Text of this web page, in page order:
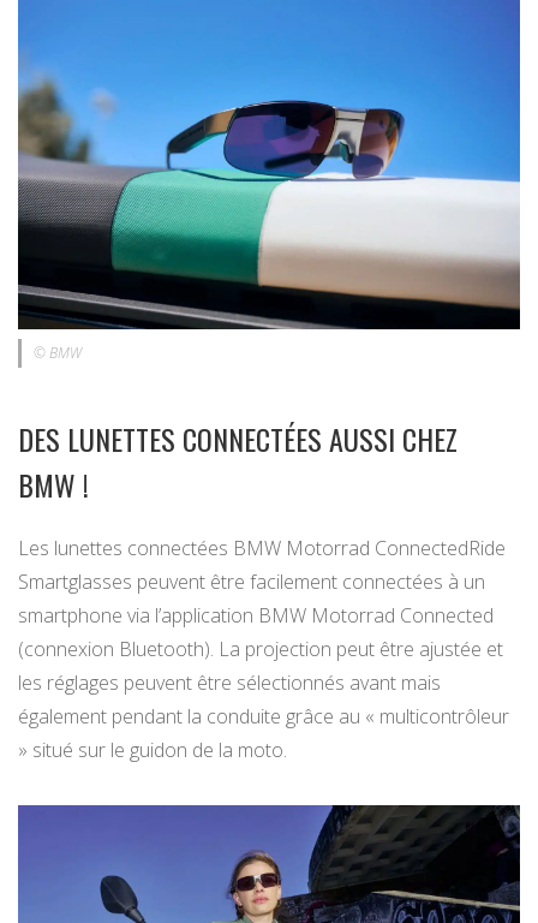
© BMW
DES LUNETTES CONNECTÉES AUSSI CHEZ
BMW !
Les lunettes connectées BMW Motorrad ConnectedRide
Smartglasses peuvent être facilement connectées à un
smartphone via l’application BMW Motorrad Connected
(connexion Bluetooth). La projection peut être ajustée et
les réglages peuvent être sélectionnés avant mais
également pendant la conduite grâce au « multicontrôleur
» situé sur le guidon de la moto.